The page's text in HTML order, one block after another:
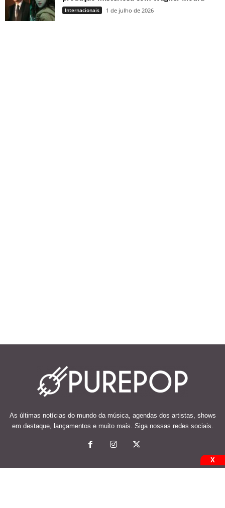
Internacionais 1 de julho de 2026
As últimas notícias do mundo da música, agendas dos artistas, shows
em destaque, lançamentos e muito mais. Siga nossas redes sociais.
X